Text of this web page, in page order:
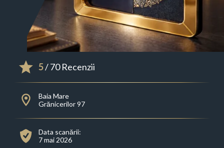
5/ 70 Recenzii
Baia Mare
Grănicerilor 97
Data scanării:
7 mai 2026